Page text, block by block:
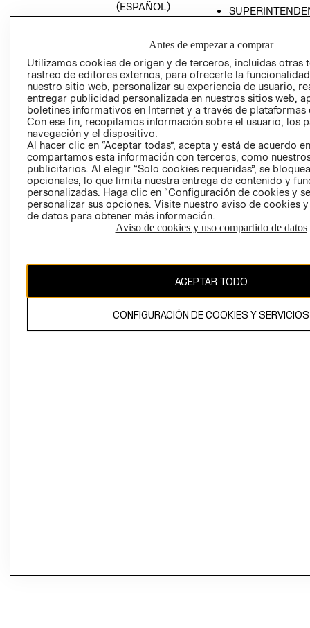
(ESPAÑOL)
TRANSPARENCIA
PETICIONES
QUEJAS Y
RECLAMOS
Colombia ($)
CAMBIAR REGIÓN
El contenido de esta página web está protegido por copyright y es
propiedad de H&M Hennes & Mauritz AB.
Antes de empezar a comprar
Utilizamos cookies de origen y de terceros, incluidas otras
rastreo de editores externos, para ofrecerle la
nuestro sitio web, personalizar su experiencia de usuario,
entregar publicidad personalizada en nuestros sitios web,
boletines informativos en Internet y a través de plataformas
Con ese fin, recopilamos información sobre el usuario, los
navegación y el dispositivo.
Al hacer clic en “Aceptar todas”, acepta y está de acuerdo
compartamos esta información con terceros, como
publicitarios. Al elegir “Solo cookies requeridas”, se
opcionales, lo que limita nuestra entrega de contenido y
personalizadas. Haga clic en “Configuración de cookies y
personalizar sus opciones. Visite nuestro aviso de cookies
de datos para obtener más información.
Aviso de cookies y uso compartido de datos
ACEPTAR TODO
CONFIGURACIÓN DE COOKIES Y SERVICIOS